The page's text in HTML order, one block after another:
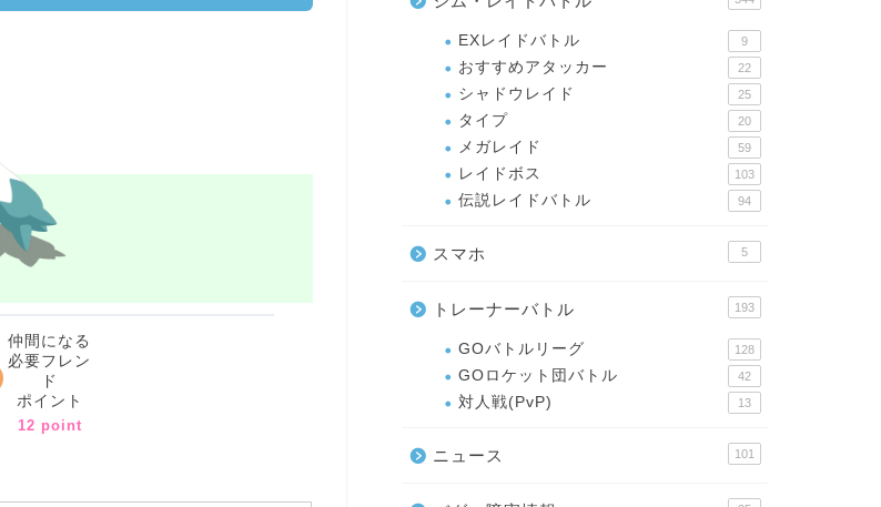
仲間になる
必要フレン
ド
ポイント
12 point
EXレイドバトル 9
おすすめアタッカー 22
シャドウレイド 25
タイプ 20
メガレイド 59
レイドボス 103
伝説レイドバトル 94
スマホ 5
トレーナーバトル 193
GOバトルリーグ 128
GOロケット団バトル 42
対人戦(PvP) 13
ニュース 101